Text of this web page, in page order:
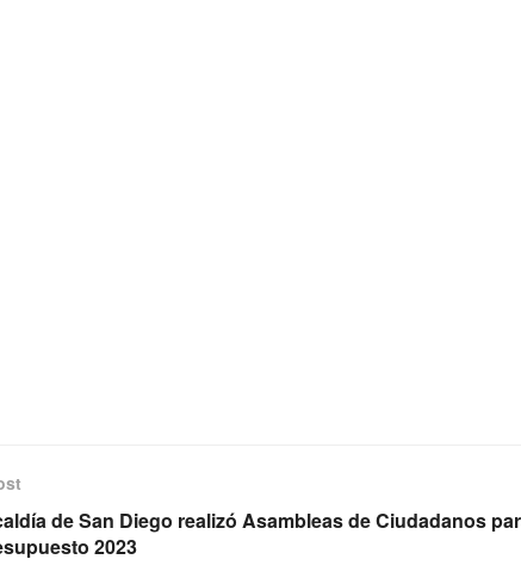
de San Diego realizó Asambleas de Ciudadanos
2023